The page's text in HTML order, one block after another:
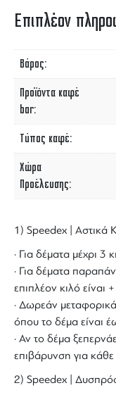
Επιπλέον
Βάρος
Προϊόντα καφέ
bar
Τύπος καφέ
Χώρα
Προέλευσης
1) Speedex | Αστικά
· Για δέματα μέχρι
· Για δέματα
επιπλέον κιλό
· Δωρεάν
όπου το δέμα είναι
· Αν το δέμα
επιβάρυνση για
2) Speedex |